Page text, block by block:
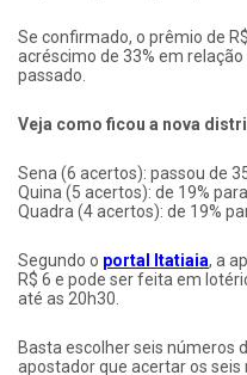
Se confirmado, o prêmio de
acréscimo de 33% em
passado.
Veja como ficou a nova
Sena (6 acertos): passou de
Quina (5 acertos): de 19%
Quadra (4 acertos): de 19%
Segundo o portal Itatiaia, a
R$ 6 e pode ser feita em
até as 20h30.
Basta escolher seis números
apostador que acertar os seis